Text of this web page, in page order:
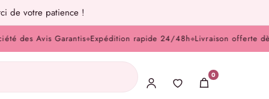
de votre patience !
Avis Garantis◆Expédition rapide 24/48h◆Livraison offerte dès
0